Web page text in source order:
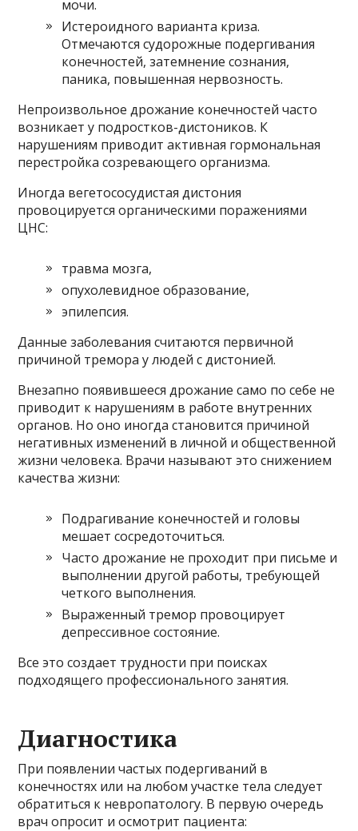
мочи.
Истероидного варианта криза.
Отмечаются судорожные подергивания
конечностей, затемнение сознания,
паника, повышенная нервозность.
Непроизвольное дрожание конечностей часто
возникает у подростков-дистоников. К
нарушениям приводит активная гормональная
перестройка созревающего организма.
Иногда вегетососудистая дистония
провоцируется органическими поражениями
ЦНС:
травма мозга,
опухолевидное образование,
эпилепсия.
Данные заболевания считаются первичной
причиной тремора у людей с дистонией.
Внезапно появившееся дрожание само по себе не
приводит к нарушениям в работе внутренних
органов. Но оно иногда становится причиной
негативных изменений в личной и общественной
жизни человека. Врачи называют это снижением
качества жизни:
Подрагивание конечностей и головы
мешает сосредоточиться.
Часто дрожание не проходит при письме и
выполнении другой работы, требующей
четкого выполнения.
Выраженный тремор провоцирует
депрессивное состояние.
Все это создает трудности при поисках
подходящего профессионального занятия.
Диагностика
При появлении частых подергиваний в
конечностях или на любом участке тела следует
обратиться к невропатологу. В первую очередь
врач опросит и осмотрит пациента: